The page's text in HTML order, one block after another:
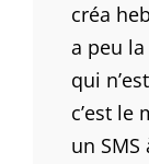
créa
a peu
qui
c’est le
un